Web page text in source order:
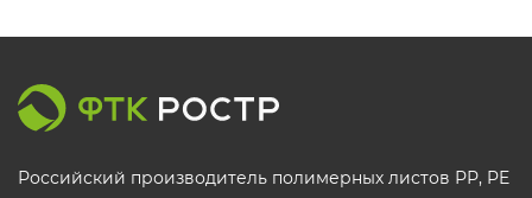
Российский производитель полимерных листов РР, PE